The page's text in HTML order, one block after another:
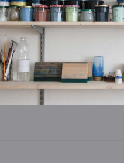
Votre adresse e-